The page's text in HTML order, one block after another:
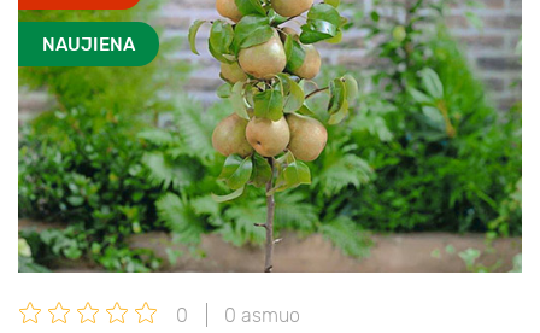
NAUJIENA
0 0 asmuo